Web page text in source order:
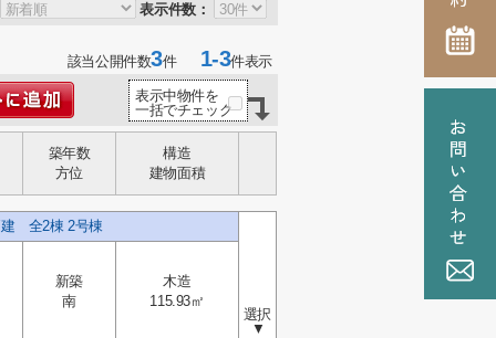
表示件数：
該当公開件数3件1-3件表示
表示中物件を
一括でチェック
築年数
方位
構造
建物面積
全2棟 2号棟
選択
▼
新築
南
木造
115.93㎡